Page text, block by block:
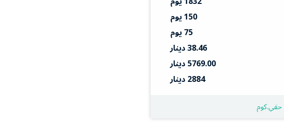
150 يوم
75 يوم
38.46 دينار
5769.00 دينار
2884 دينار
حقي.كوم